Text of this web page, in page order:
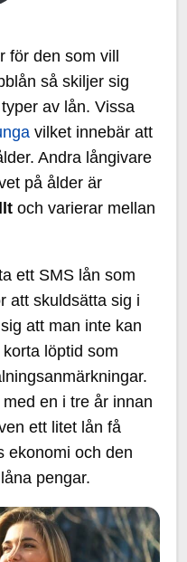
den som vill
så skiljer sig
av lån. Vissa
vilket innebär att
Andra långivare
på ålder är
och varierar mellan
ett SMS lån som
att skuldsätta sig i
att man inte kan
löptid som
en i tre år innan
ett litet lån få
ekonomi och den
pengar.